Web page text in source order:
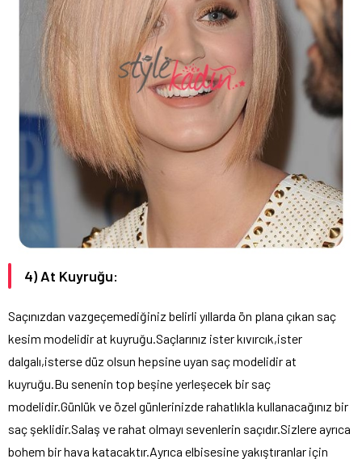
4) At Kuyruğu:
Saçınızdan vazgeçemediğiniz belirli yıllarda ön plana çıkan saç
kesim modelidir at kuyruğu.Saçlarınız ister kıvırcık,ister
dalgalı,isterse düz olsun hepsine uyan saç modelidir at
kuyruğu.Bu senenin top beşine yerleşecek bir saç
modelidir.Günlük ve özel günlerinizde rahatlıkla kullanacağınız bir
saç şeklidir.Salaş ve rahat olmayı sevenlerin saçıdır.Sizlere ayrıca
bohem bir hava katacaktır.Ayrıca elbisesine yakıştıranlar için